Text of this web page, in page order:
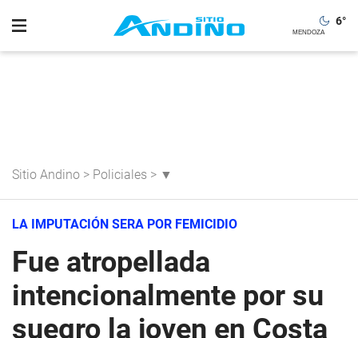
6°
Sitio Andino > Policiales > ▼
LA IMPUTACIÓN SERA POR FEMICIDIO
Fue atropellada
intencionalmente por su
suegro la joven en Costa